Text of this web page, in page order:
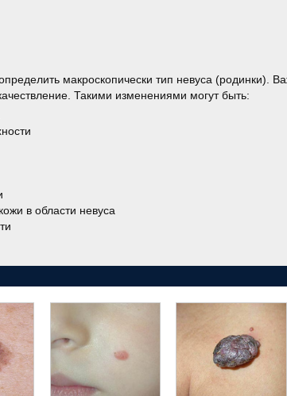
макроскопически тип невуса (родинки).
Такими изменениями могут быть:
в области невуса